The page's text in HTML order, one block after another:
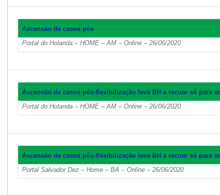
Ascensão de casos pós
Portal do Holanda – HOME – AM – Online – 26/06/2020
Ascensão de casos pós-flexibilização leva BH a recuar só para
Portal do Holanda – HOME – AM – Online – 26/06/2020
Ascensão de casos pós-flexibilização leva BH a recuar só para
Portal Salvador Dez – Home – BA – Online – 26/06/2020